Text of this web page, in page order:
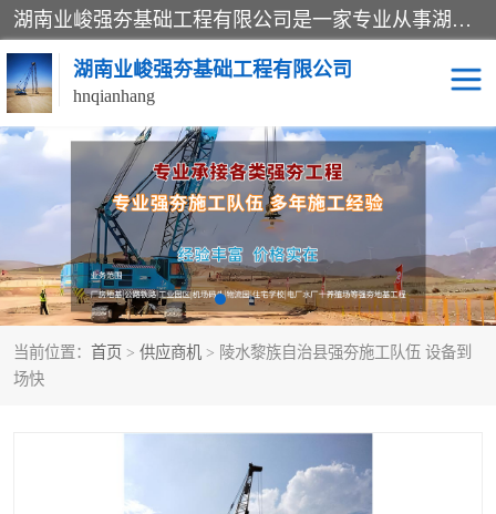
湖南业峻强夯基础工程有限公司是一家专业从事湖南强夯基础工程、强夯机租赁，地基处理的施工单位。业务覆盖：湖南、广东，江西等地。可承接1000KN.m-25000KN.m强夯（置换）工程。公司创始人是国内较早期从事强夯施工的建设者，经过多年的一步一个脚印的发展，在行业内具有较高的度和良好的口碑。
湖南业峻强夯基础工程有限公司
hnqianhang
当前位置： 首页 > 供应商机 > 陵水黎族自治县强夯施工队伍 设备到
场快
强夯施工案例 强夯机租赁
强夯施工工程 强夯施工队伍
强夯队伍